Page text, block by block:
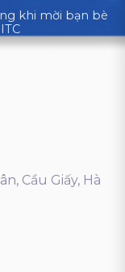
khi mời bạn bè
Cầu Giấy, Hà